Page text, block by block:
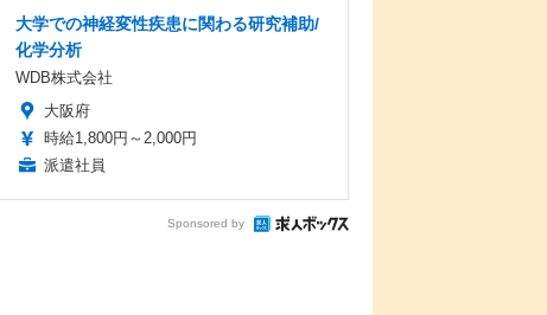
大学での神経変性疾患に関わる研究補助/
化学分析
WDB株式会社
大阪府
時給1,800円～2,000円
派遣社員
Sponsored by